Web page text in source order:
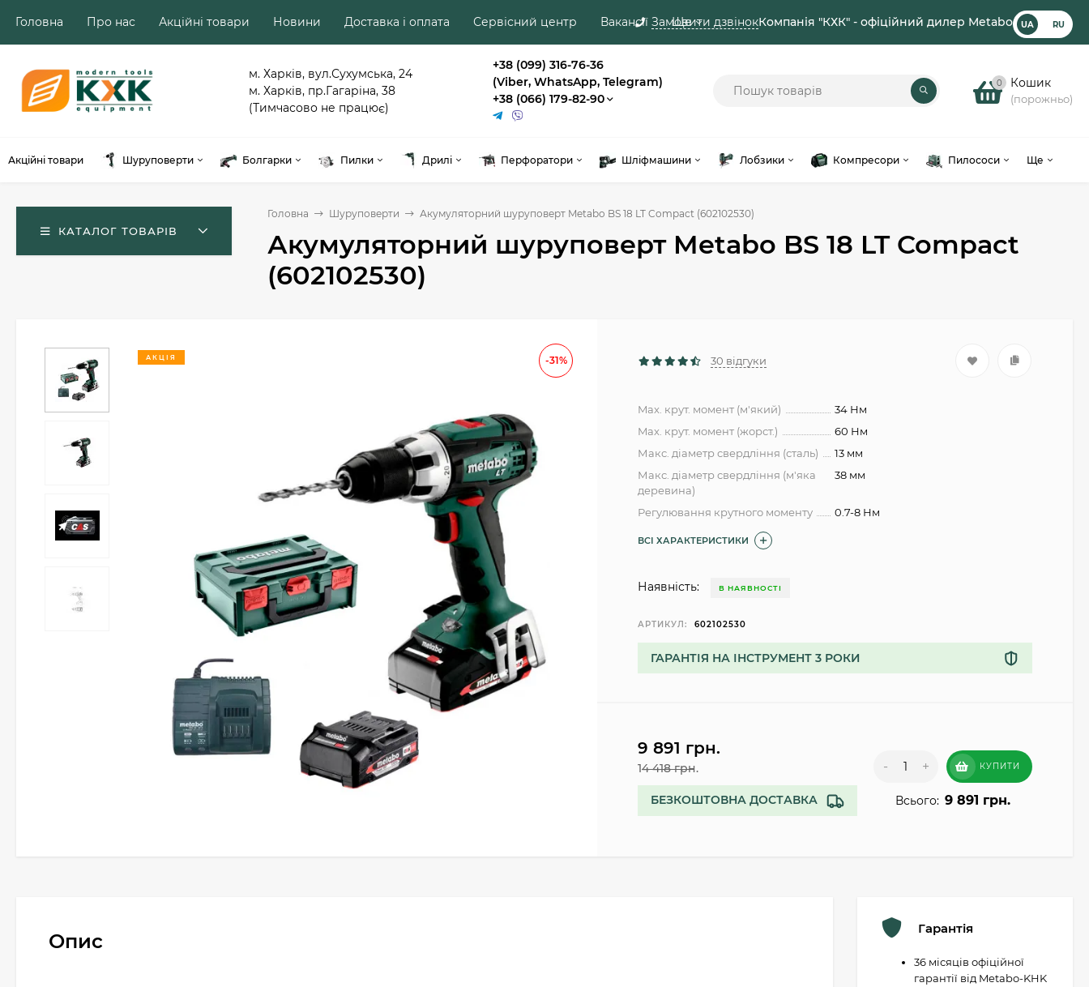
Замовити дзвінокКомпанія "КХК" - офіційний дилер Metabo UA RU
Головна Про нас Акційні товари Новини Доставка і оплата Сервісний центр Вакансії Ще
м. Харків, вул.Сухумська, 24
м. Харків, пр.Гагаріна, 38
(Тимчасово не працює)
+38 (099) 316-76-36
(Viber, WhatsApp, Telegram)
+38 (066) 179-82-90
0 Кошик
(порожньо)
Акційні товари Шуруповерти Болгарки Пилки Дрилі Перфоратори Шліфмашини Лобзики Компресори Пилососи Ще
КАТАЛОГ ТОВАРІВ
Головна Шуруповерти Акумуляторний шуруповерт Metabo BS 18 LT Compact (602102530)
Акумуляторний шуруповерт Metabo BS 18 LT Compact
(602102530)
-31%
АКЦІЯ 30 відгуки
Max. крут. момент (м'який)
34 Нм
Max. крут. момент (жорст.)
60 Нм
Макс. діаметр свердління (сталь)
13 мм
Макс. діаметр свердління (м'яка
деревина)
38 мм
Регулювання крутного моменту 0.7-8 Нм
ВСІ ХАРАКТЕРИСТИКИ
Наявність: В НАЯВНОСТІ
АРТИКУЛ: 602102530
ГАРАНТІЯ НА ІНСТРУМЕНТ 3 РОКИ
9 891 грн.
14 418 грн.
БЕЗКОШТОВНА ДОСТАВКА
- + КУПИТИ
Всього: 9 891 грн.
Опис
Гарантія
36 місяців офіційної
гарантії від Metabo-KHK